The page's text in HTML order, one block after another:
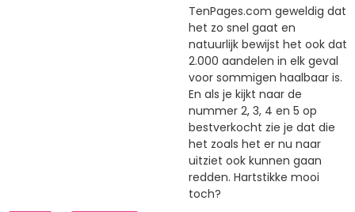
TenPages.com geweldig dat
het zo snel gaat en
natuurlijk bewijst het ook dat
2.000 aandelen in elk geval
voor sommigen haalbaar is.
En als je kijkt naar de
nummer 2, 3, 4 en 5 op
bestverkocht zie je dat die
het zoals het er nu naar
uitziet ook kunnen gaan
redden. Hartstikke mooi
toch?